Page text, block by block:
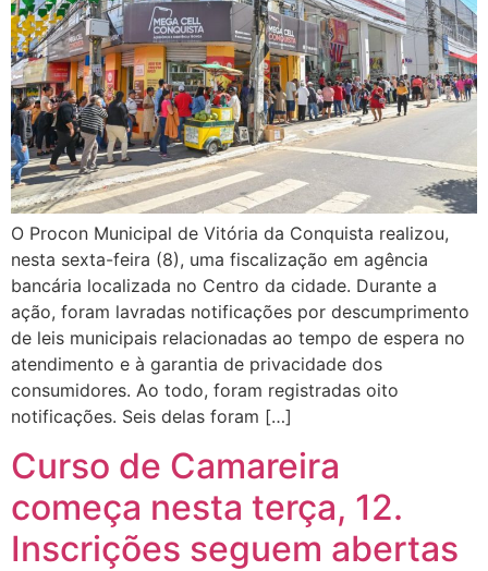
O Procon Municipal de Vitória da Conquista realizou,
nesta sexta-feira (8), uma fiscalização em agência
bancária localizada no Centro da cidade. Durante a
ação, foram lavradas notificações por descumprimento
de leis municipais relacionadas ao tempo de espera no
atendimento e à garantia de privacidade dos
consumidores. Ao todo, foram registradas oito
notificações. Seis delas foram […]
Curso de Camareira
começa nesta terça, 12.
Inscrições seguem abertas